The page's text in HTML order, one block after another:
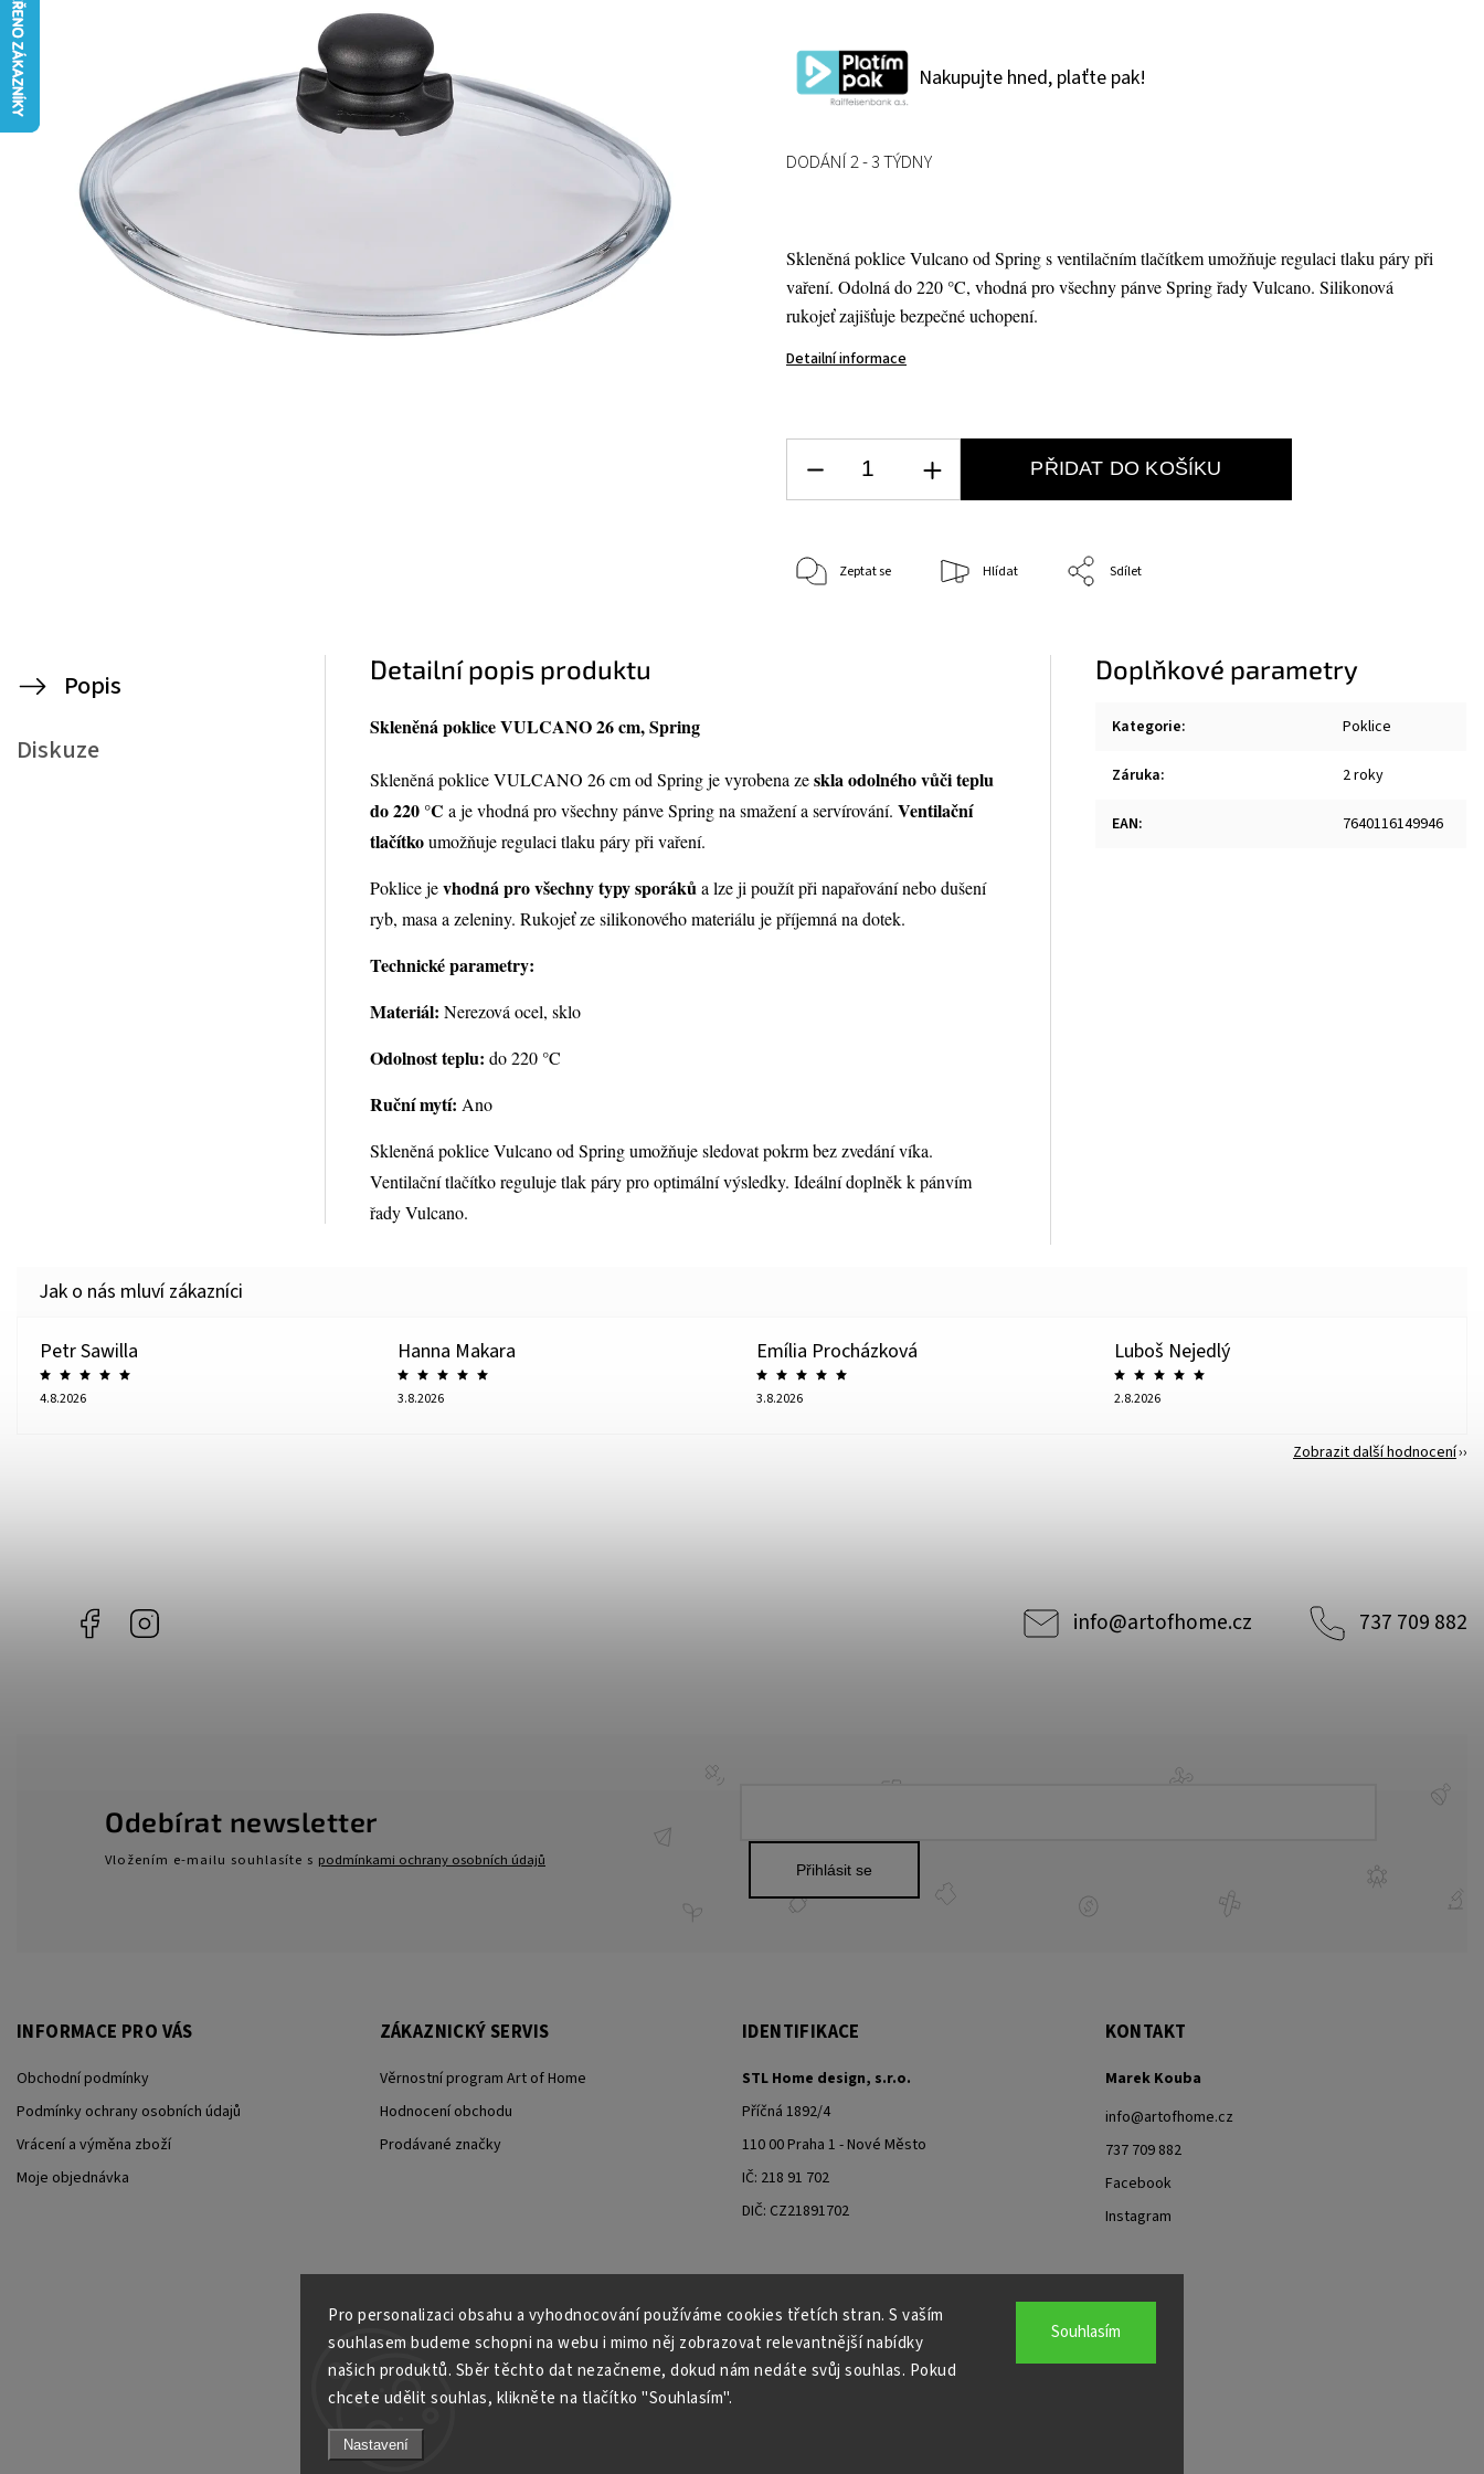
Pro personalizaci obsahu a vyhodnocování používáme cookies třetích stran. S vaším
souhlasem budeme schopni na webu i mimo něj zobrazovat relevantnější nabídky
našich produktů. Sběr těchto dat nezačneme, dokud nám nedáte svůj souhlas. Pokud
chcete udělit souhlas, klikněte na tlačítko "Souhlasím".
Nastavení
Souhlasím
Nakupujte hned, plaťte pak!
Skleněná poklice Vulcano od Spring s ventilačním tlačítkem umožňuje regulaci tlaku páry při
vaření. Odolná do 220 °C, vhodná pro všechny pánve Spring řady Vulcano. Silikonová
rukojeť zajišťuje bezpečné uchopení.
Detailní informace
DODÁNÍ 2 - 3 TÝDNY
PŘIDAT DO KOŠÍKU
Zeptat se Hlídat Sdílet
Popis
Diskuze
Detailní popis produktu
Skleněná poklice VULCANO 26 cm, Spring
Skleněná poklice VULCANO 26 cm od Spring je vyrobena zeskla odolného vůči teplu
do 220 °C a je vhodná pro všechny pánve Spring na smažení a servírování. Ventilační
tlačítkoumožňuje regulaci tlaku páry při vaření.
Poklice jevhodná pro všechny typy sporákůa lze ji použít při napařování nebo dušení
ryb, masa a zeleniny. Rukojeť ze silikonového materiálu je příjemná na dotek.
Technické parametry:
Materiál: Nerezová ocel, sklo
Odolnost teplu: do 220 °C
Ruční mytí: Ano
Skleněná poklice Vulcano od Spring umožňuje sledovat pokrm bez zvedání víka.
Ventilační tlačítko reguluje tlak páry pro optimální výsledky. Ideální doplněk k pánvím
řady Vulcano.
Doplňkové parametry
Kategorie: Poklice
Záruka: 2 roky
EAN: 7640116149946
Petr Sawilla
4.8.2026
Hanna Makara
3.8.2026
Emília Procházková
3.8.2026
Luboš Nejedlý
2.8.2026
Zobrazit další hodnocení
Facebook info@artofhome.cz 737 709 882
Odebírat newsletter
Vložením e-mailu souhlasíte s podmínkami ochrany osobních údajů
Přihlásit se
INFORMACE PRO VÁS
Obchodní podmínky
Podmínky ochrany osobních údajů
Vrácení a výměna zboží
Moje objednávka
ZÁKAZNICKÝ SERVIS
Věrnostní program Art of Home
Hodnocení obchodu
Prodávané značky
IDENTIFIKACE
STL Home design, s.r.o.
Příčná 1892/4
110 00 Praha 1 - Nové Město
IČ: 218 91 702
DIČ: CZ21891702
KONTAKT
Marek Kouba
info@artofhome.cz
737 709 882
Facebook
Instagram
Moje objednávka - odstoupení od smlouvy